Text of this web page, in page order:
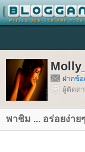
ฝากข้
ผู้ติดต
พาชิม ... อร่อยง่าย